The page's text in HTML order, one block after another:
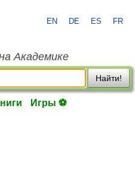
EN DE ES FR
Академике
Найти!
Игры ⚽